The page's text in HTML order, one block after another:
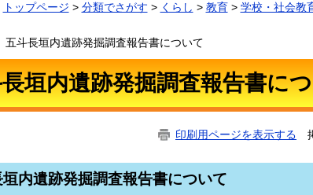
トップページ > 分類でさがす > くらし > 教育> 学校・社会教
五斗長垣内遺跡発掘調査報告書について
垣内遺跡発掘調査報告書に
印刷用ページを表示する
垣内遺跡発掘調査報告書について